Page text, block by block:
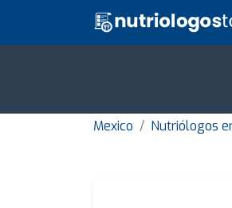
Mexico Nutriólogos